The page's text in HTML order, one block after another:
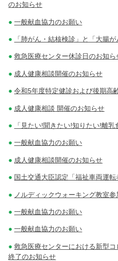
のお知らせ
一般献血協力のお願い
「肺がん・結核検診」と「大腸
救急医療センター休診日のお知ら
成人健康相談開催のお知らせ
令和5年度特定健診および後期高
成人健康相談 開催のお知らせ
「見たい!聞きたい!知りたい!離
一般献血協力のお願い
成人健康相談開催のお知らせ
国土交通大臣認定「福祉車両運
ノルディックウォーキング教室
一般献血協力のお願い
一般献血協力のお願い
救急医療センターにおける新型
終了のお知らせ